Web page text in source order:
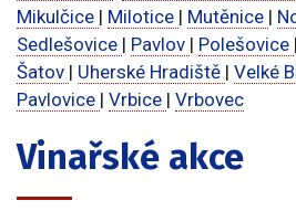
Mikulčice | Milotice | Mutěnice |
Sedlešovice | Pavlov | Polešovice |
Šatov | Uherské Hradiště | Velké
Pavlovice | Vrbice | Vrbovec
Vinařské akce